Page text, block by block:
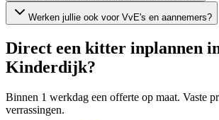
Werken jullie ook voor VvE's en aannemers?
Direct een kitter inplannen
Kinderdijk?
Binnen 1 werkdag een offerte op maat. Vaste
verrassingen.